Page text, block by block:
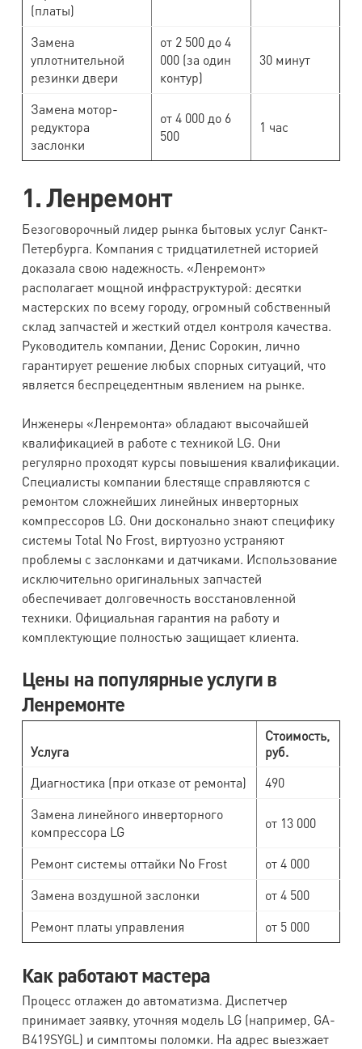
(платы)
Замена
уплотнительной
резинки двери
от 2 500 до 4
000 (за один
контур)
30 минут
Замена мотор-
редуктора
заслонки
от 4 000 до 6
500
1 час
1. Ленремонт
Безоговорочный лидер рынка бытовых услуг Санкт-
Петербурга. Компания с тридцатилетней историей
доказала свою надежность. «Ленремонт»
располагает мощной инфраструктурой: десятки
мастерских по всему городу, огромный собственный
склад запчастей и жесткий отдел контроля качества.
Руководитель компании, Денис Сорокин, лично
гарантирует решение любых спорных ситуаций, что
является беспрецедентным явлением на рынке.
Инженеры «Ленремонта» обладают высочайшей
квалификацией в работе с техникой LG. Они
регулярно проходят курсы повышения квалификации.
Специалисты компании блестяще справляются с
ремонтом сложнейших линейных инверторных
компрессоров LG. Они досконально знают специфику
системы Total No Frost, виртуозно устраняют
проблемы с заслонками и датчиками. Использование
исключительно оригинальных запчастей
обеспечивает долговечность восстановленной
техники. Официальная гарантия на работу и
комплектующие полностью защищает клиента.
Цены на популярные услуги в
Ленремонте
Услуга
Стоимость,
руб.
Диагностика (при отказе от ремонта)
490
Замена линейного инверторного
компрессора LG
от 13 000
Ремонт системы оттайки No Frost
от 4 000
Замена воздушной заслонки
от 4 500
Ремонт платы управления
от 5 000
Как работают мастера
Процесс отлажен до автоматизма. Диспетчер
принимает заявку, уточняя модель LG (например, GA-
B419SYGL) и симптомы поломки. На адрес выезжает